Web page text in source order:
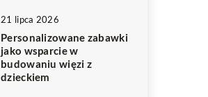
21 lipca 2026
Personalizowane zabawki
jako wsparcie w
budowaniu więzi z
dzieckiem